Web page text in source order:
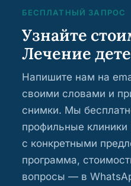
БЕСПЛАТНЫЙ ЗАПРОС
Узнайте
Лечение
Напишите нам на
своими словами и
снимки. Мы
профильные
с конкретными
программа,
вопросы — в